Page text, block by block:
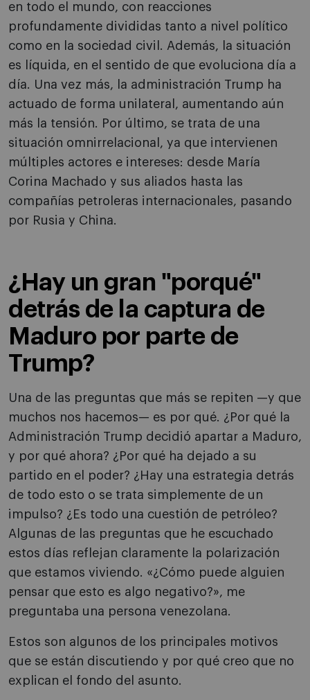
en todo el mundo, con reacciones
profundamente divididas tanto a nivel político
como en la sociedad civil. Además, la situación
es líquida, en el sentido de que evoluciona día a
día. Una vez más, la administración Trump ha
actuado de forma unilateral, aumentando aún
más la tensión. Por último, se trata de una
situación omnirrelacional, ya que intervienen
múltiples actores e intereses: desde María
Corina Machado y sus aliados hasta las
compañías petroleras internacionales, pasando
por Rusia y China.
¿Hay un gran "porqué"
detrás de la captura de
Maduro por parte de
Trump?
Una de las preguntas que más se repiten —y que
muchos nos hacemos— es por qué. ¿Por qué la
Administración Trump decidió apartar a Maduro,
y por qué ahora? ¿Por qué ha dejado a su
partido en el poder? ¿Hay una estrategia detrás
de todo esto o se trata simplemente de un
impulso? ¿Es todo una cuestión de petróleo?
Algunas de las preguntas que he escuchado
estos días reflejan claramente la polarización
que estamos viviendo. «¿Cómo puede alguien
pensar que esto es algo negativo?», me
preguntaba una persona venezolana.
Estos son algunos de los principales motivos
que se están discutiendo y por qué creo que no
explican el fondo del asunto.